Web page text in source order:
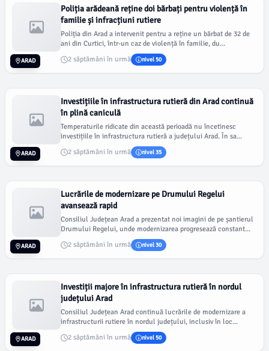
Poliția arădeană reține doi bărbați pentru violență în
familie și infracțiuni rutiere
Poliția din Arad a intervenit pentru a reține un bărbat de 32 de
ani din Curtici, într-un caz de violență în familie, du...
2 săptămâni în urmă
nivel 50
ARAD
Investițiile în infrastructura rutieră din Arad continuă
în plină caniculă
Temperaturile ridicate din această perioadă nu încetinesc
investițiile în infrastructura rutieră a județului Arad. În sa...
2 săptămâni în urmă
nivel 35
ARAD
Lucrările de modernizare pe Drumului Regelui
avansează rapid
Consiliul Județean Arad a prezentat noi imagini de pe șantierul
Drumului Regelui, unde modernizarea progresează constant...
2 săptămâni în urmă
nivel 30
ARAD
Investiții majore în infrastructura rutieră în nordul
județului Arad
Consiliul Județean Arad continuă lucrările de modernizare a
infrastructurii rutiere în nordul județului, inclusiv în loc...
2 săptămâni în urmă
nivel 50
ARAD